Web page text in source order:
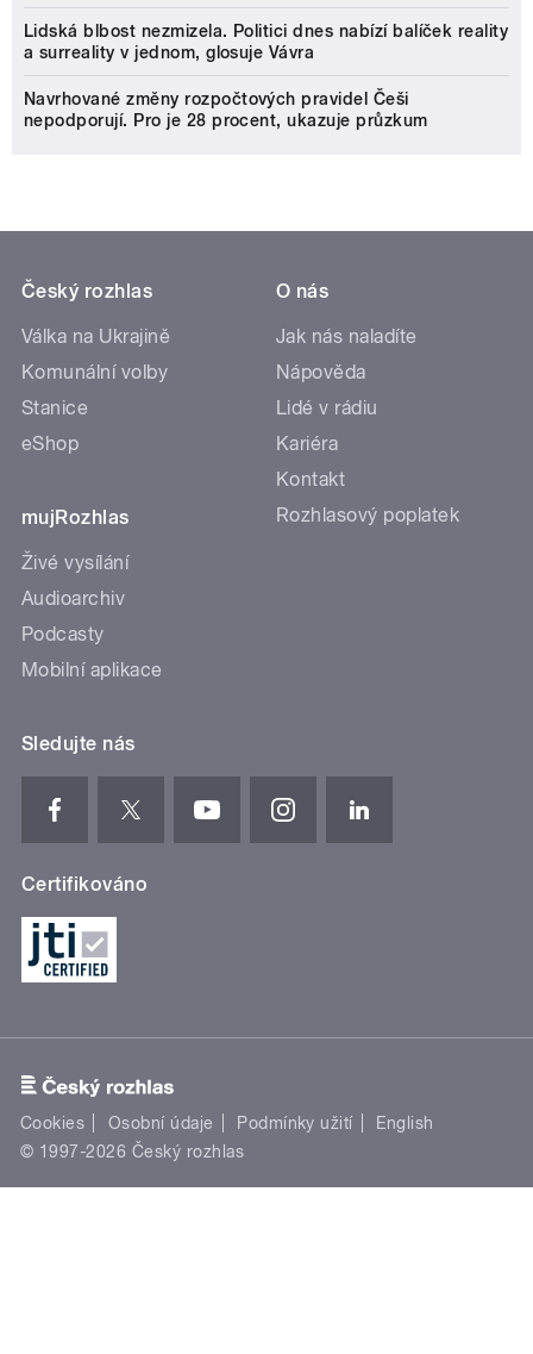
Lidská blbost nezmizela. Politici dnes nabízí balíček reality
a surreality v jednom, glosuje Vávra
Navrhované změny rozpočtových pravidel Češi
nepodporují. Pro je 28 procent, ukazuje průzkum
Český rozhlas
Válka na Ukrajině
Komunální volby
Stanice
eShop
mujRozhlas
Živé vysílání
Audioarchiv
Podcasty
Mobilní aplikace
O nás
Jak nás naladíte
Nápověda
Lidé v rádiu
Kariéra
Kontakt
Rozhlasový poplatek
Sledujte nás
Certifikováno
Cookies Osobní údaje Podmínky užití
English
© 1997-2026 Český rozhlas